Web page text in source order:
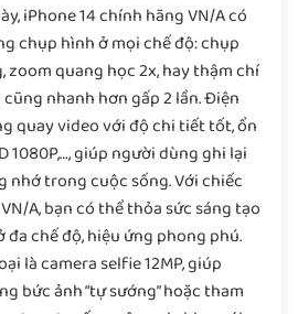
iPhone 14 chính hãng VN/A có
chụp hình ở mọi chế độ: chụp
zoom quang học 2x, hay thậm chí
nhanh hơn gấp 2 lần. Điện
quay video với độ chi tiết tốt, ổn
1080P,…, giúp người dùng ghi lại
nhớ trong cuộc sống. Với chiếc
A, bạn có thể thỏa sức sáng tạo
chế độ, hiệu ứng phong phú.
là camera selfie 12MP, giúp
bức ảnh “tự sướng” hoặc tham